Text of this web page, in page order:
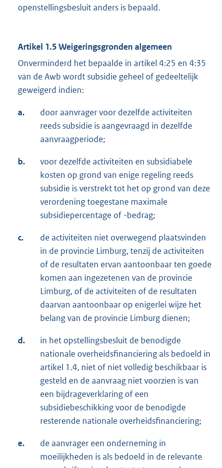
openstellingsbesluit anders is bepaald.
Artikel 1.5 Weigeringsgronden algemeen
Onverminderd het bepaalde in artikel 4:25 en 4:35
van de Awb wordt subsidie geheel of gedeeltelijk
geweigerd indien:
a.
door aanvrager voor dezelfde activiteiten
reeds subsidie is aangevraagd in dezelfde
aanvraagperiode;
b.
voor dezelfde activiteiten en subsidiabele
kosten op grond van enige regeling reeds
subsidie is verstrekt tot het op grond van deze
verordening toegestane maximale
subsidiepercentage of -bedrag;
c.
de activiteiten niet overwegend plaatsvinden
in de provincie Limburg, tenzij de activiteiten
of de resultaten ervan aantoonbaar ten goede
komen aan ingezetenen van de provincie
Limburg, of de activiteiten of de resultaten
daarvan aantoonbaar op enigerlei wijze het
belang van de provincie Limburg dienen;
d.
in het opstellingsbesluit de benodigde
nationale overheidsfinanciering als bedoeld in
artikel 1.4, niet of niet volledig beschikbaar is
gesteld en de aanvraag niet voorzien is van
een bijdrageverklaring of een
subsidiebeschikking voor de benodigde
resterende nationale overheidsfinanciering;
e.
de aanvrager een onderneming in
moeilijkheden is als bedoeld in de relevante